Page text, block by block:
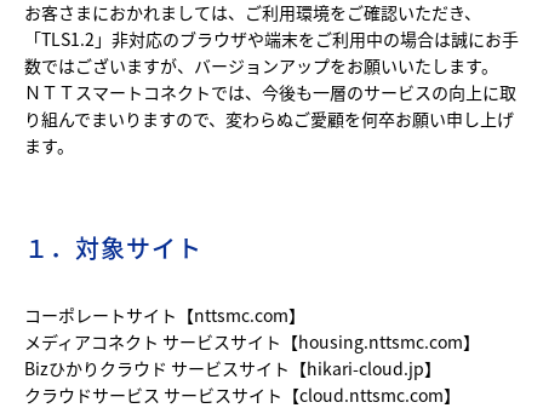
お客さまにおかれましては、ご利用環境をご確認いただき、
「TLS1.2」非対応のブラウザや端末をご利用中の場合は誠にお手
数ではございますが、バージョンアップをお願いいたします。
ＮＴＴスマートコネクトでは、今後も一層のサービスの向上に取
り組んでまいりますので、変わらぬご愛顧を何卒お願い申し上げ
ます。
１．対象サイト
コーポレートサイト【nttsmc.com】
メディアコネクト サービスサイト【housing.nttsmc.com】
Bizひかりクラウド サービスサイト【hikari-cloud.jp】
クラウドサービス サービスサイト【cloud.nttsmc.com】